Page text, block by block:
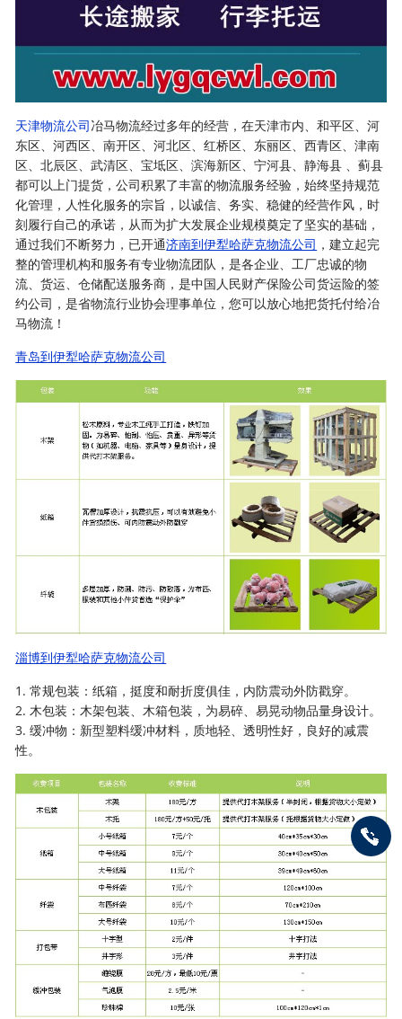
天津物流公司冶马物流经过多年的经营，在天津市内、和平区、河
东区、河西区、南开区、河北区、红桥区、东丽区、西青区、津南
区、北辰区、武清区、宝坻区、滨海新区、宁河县、静海县 、蓟县
都可以上门提货，公司积累了丰富的物流服务经验，始终坚持规范
化管理，人性化服务的宗旨，以诚信、务实、稳健的经营作风，时
刻履行自己的承诺，从而为扩大发展企业规模奠定了坚实的基础，
通过我们不断努力，已开通济南到伊犁哈萨克物流公司 ，建立起完
整的管理机构和服务有专业物流团队，是各企业、工厂忠诚的物
流、货运、仓储配送服务商，是中国人民财产保险公司货运险的签
约公司，是省物流行业协会理事单位，您可以放心地把货托付给冶
马物流！
青岛到伊犁哈萨克物流公司
淄博到伊犁哈萨克物流公司
1. 常规包装：纸箱，挺度和耐折度俱佳，内防震动外防戳穿。
2. 木包装：木架包装、木箱包装，为易碎、易晃动物品量身设计。
3. 缓冲物：新型塑料缓冲材料，质地轻、透明性好，良好的减震
性。